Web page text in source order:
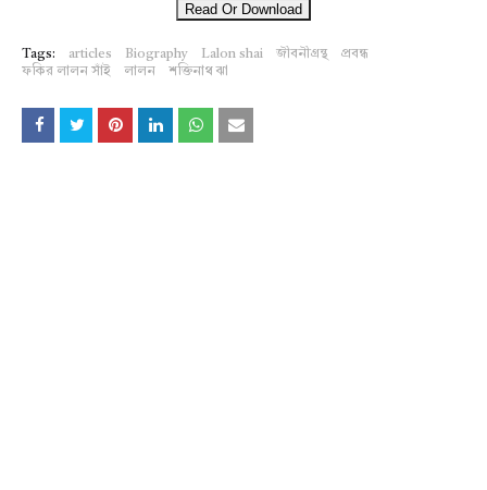
Read Or Download
Tags: articles Biography Lalon shai জীবনীগ্রন্থ
প্রবন্ধ
ফকির লালন সাঁই
লালন শক্তিনাথ ঝা